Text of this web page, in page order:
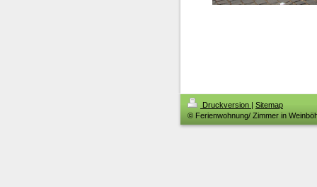
Druckversion | Sitemap
© Ferienwohnung/ Zimmer in